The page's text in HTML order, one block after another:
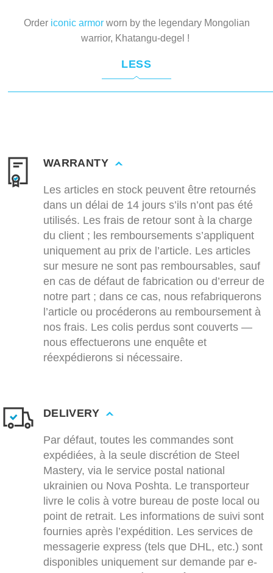
Order iconic armorworn by the legendary Mongolian
warrior, Khatangu-degel !
LESS
WARRANTY
Les articles en stock peuvent être retournés
dans un délai de 14 jours s’ils n’ont pas été
utilisés. Les frais de retour sont à la charge
du client ; les remboursements s’appliquent
uniquement au prix de l’article. Les articles
sur mesure ne sont pas remboursables, sauf
en cas de défaut de fabrication ou d’erreur de
notre part ; dans ce cas, nous refabriquerons
l’article ou procéderons au remboursement à
nos frais. Les colis perdus sont couverts —
nous effectuerons une enquête et
réexpédierons si nécessaire.
DELIVERY
Par défaut, toutes les commandes sont
expédiées, à la seule discrétion de Steel
Mastery, via le service postal national
ukrainien ou Nova Poshta. Le transporteur
livre le colis à votre bureau de poste local ou
point de retrait. Les informations de suivi sont
fournies après l’expédition. Les services de
messagerie express (tels que DHL, etc.) sont
disponibles uniquement sur demande par e-